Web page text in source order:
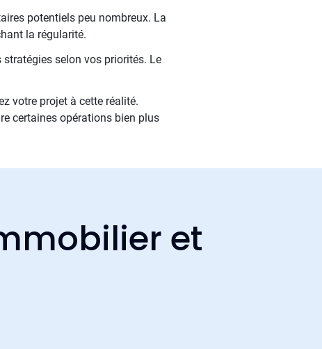
potentiels peu nombreux. La
la régularité.
selon vos priorités. Le
votre projet à cette réalité.
certaines opérations bien plus
et